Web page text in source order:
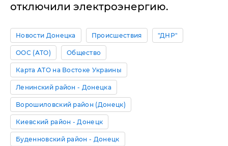
отключили электроэнергию.
Новости Донецка Происшествия "ДНР"
ООС (АТО) Общество
Карта АТО на Востоке Украины
Ленинский район - Донецка
Ворошиловский район (Донецк)
Киевский район - Донецк
Буденновский район - Донецк